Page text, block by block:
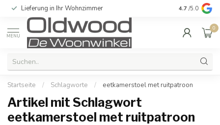
Lieferung in Ihr Wohnzimmer Qualität und
4.7 /5.0
MENU
0
Startseite / Schlagworte / eetkamerstoel met ruitpatroon
Artikel mit Schlagwort
eetkamerstoel met ruitpatroon